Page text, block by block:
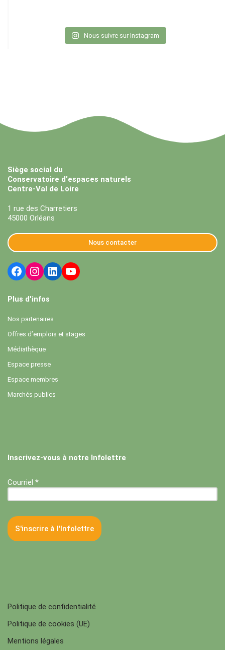
Nous suivre sur Instagram
Siège social du
Conservatoire d'espaces naturels
Centre-Val de Loire
1 rue des Charretiers
45000 Orléans
Nous contacter
Plus d'infos
Nos partenaires
Offres d’emplois et stages
Médiathèque
Espace presse
Espace membres
Marchés publics
Inscrivez-vous à notre Infolettre
Courriel *
Politique de confidentialité
Politique de cookies (UE)
Mentions légales